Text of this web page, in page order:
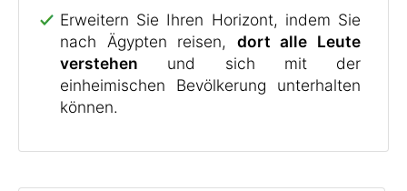
Erweitern Sie Ihren Horizont, indem Sie
nach Ägypten reisen, dort alle Leute
verstehen und sich mit der
einheimischen Bevölkerung unterhalten
können.